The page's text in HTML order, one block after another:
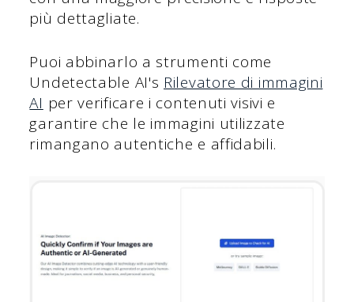
più dettagliate.
Puoi abbinarlo a strumenti come
Undetectable AI's Rilevatore di immagini
AI per verificare i contenuti visivi e
garantire che le immagini utilizzate
rimangano autentiche e affidabili.